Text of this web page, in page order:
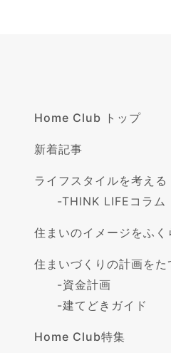
Home Club トップ
新着記事
ライフスタイルを考える
-THINK LIFEコラム
住まいのイメージをふく
住まいづくりの計画をた
-資金計画
-建てどきガイド
Home Club特集